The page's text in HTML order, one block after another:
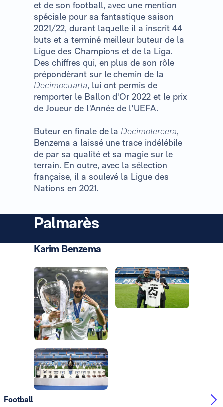
et de son football, avec une mention
spéciale pour sa fantastique saison
2021/22, durant laquelle il a inscrit 44
buts et a terminé meilleur buteur de la
Ligue des Champions et de la Liga.
Des chiffres qui, en plus de son rôle
prépondérant sur le chemin de la
Decimocuarta, lui ont permis de
remporter le Ballon d'Or 2022 et le prix
de Joueur de l'Année de l'UEFA.
Buteur en finale de la Decimotercera,
Benzema a laissé une trace indélébile
de par sa qualité et sa magie sur le
terrain. En outre, avec la sélection
française, il a soulevé la Ligue des
Nations en 2021.
Palmarès
Karim Benzema
Photo: Real Madrid
Football